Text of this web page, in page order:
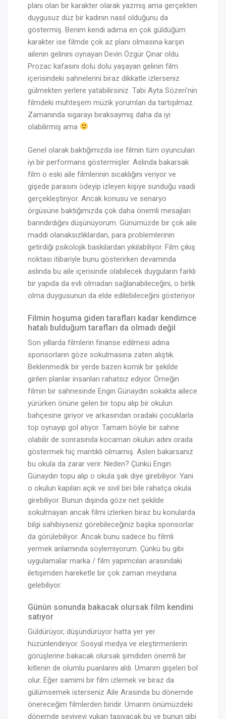
planı olan bir karakter olarak yazmış ama gerçekten
duygusuz düz bir kadının nasıl olduğunu da
göstermiş. Benim kendi adıma en çok güldüğüm
karakter ise filmde çok az planı olmasına karşın
ailenin gelinini oynayan Devin Özgür Çınar oldu.
Prozac kafasını dolu dolu yaşayan gelinin film
içerisindeki sahnelerini biraz dikkatle izlerseniz
gülmekten yerlere yatabilirsiniz. Tabi Ayta Sözeri’nin
filmdeki muhteşem müzik yorumları da tartışılmaz.
Zamanında sigarayı bıraksaymış daha da iyi
olabilirmiş ama
Genel olarak baktığımızda ise filmin tüm oyuncuları
iyi bir performans göstermişler. Aslında bakarsak
film o eski aile filmlerinin sıcaklığını veriyor ve
gişede parasını ödeyip izleyen kişiye sunduğu vaadi
gerçekleştiriyor. Ancak konusu ve senaryo
örgüsüne baktığımızda çok daha önemli mesajları
barındırdığını düşünüyorum. Günümüzde bir çok aile
maddi olanaksızlıklardan, para problemlerinin
getirdiği psikolojik baskılardan yıkılabiliyor. Film çıkış
noktası itibariyle bunu gösterirken devamında
aslında bu aile içerisinde olabilecek duyguların farklı
bir yapıda da evli olmadan sağlanabileceğini, o birlik
olma duygusunun da elde edilebileceğini gösteriyor.
Filmin hoşuma giden tarafları kadar kendimce
hatalı bulduğum tarafları da olmadı değil
Son yıllarda filmlerin finanse edilmesi adına
sponsorların göze sokulmasına zaten alıştık.
Beklenmedik bir yerde bazen komik bir şekilde
girilen planlar insanları rahatsız ediyor. Örneğin
filmin bir sahnesinde Engin Günaydın sokakta ailece
yürürken önüne gelen bir topu alıp bir okulun
bahçesine giriyor ve arkasından oradaki çocuklarla
top oynayıp gol atıyor. Tamam böyle bir sahne
olabilir de sonrasında kocaman okulun adını orada
göstermek hiç mantıklı olmamış. Aslen bakarsanız
bu okula da zarar verir. Neden? Çünkü Engin
Günaydın topu alıp o okula şak diye girebiliyor. Yani
o okulun kapıları açık ve sivil biri bile rahatça okula
girebiliyor. Bunun dışında göze net şekilde
sokulmayan ancak filmi izlerken biraz bu konularda
bilgi sahibiyseniz görebileceğiniz başka sponsorlar
da görülebiliyor. Ancak bunu sadece bu filmli
yermek anlamında söylemiyorum. Çünkü bu gibi
uygulamalar marka / film yapımcıları arasındaki
iletişimden hareketle bir çok zaman meydana
gelebiliyor.
Günün sonunda bakacak olursak film kendini
satıyor
Güldürüyor, düşündürüyor hatta yer yer
hüzünlendiriyor. Sosyal medya ve eleştirmenlerin
görüşlerine bakacak olursak şimdiden önemli bir
kitlenin de olumlu puanlarını aldı. Umarım gişeleri bol
olur. Eğer samimi bir film izlemek ve biraz da
gülümsemek isterseniz Aile Arasında bu dönemde
önereceğim filmlerden biridir. Umarım önümüzdeki
dönemde seviyeyi yukarı taşıyacak bu ve bunun gibi